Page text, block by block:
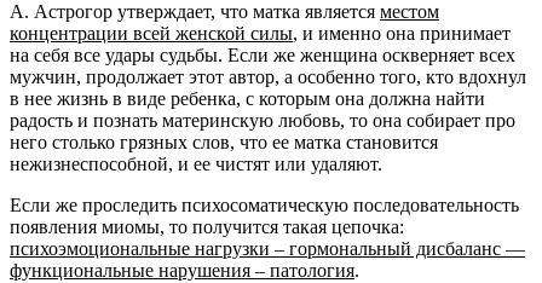
А. Астрогор утверждает, что матка является местом
концентрации всей женской силы, и именно она принимает
на себя все удары судьбы. Если же женщина оскверняет всех
мужчин, продолжает этот автор, а особенно того, кто вдохнул
в нее жизнь в виде ребенка, с которым она должна найти
радость и познать материнскую любовь, то она собирает про
него столько грязных слов, что ее матка становится
нежизнеспособной, и ее чистят или удаляют.
Если же проследить психосоматическую последовательность
появления миомы, то получится такая цепочка:
психоэмоциональные нагрузки – гормональный дисбаланс —
функциональные нарушения – патология.